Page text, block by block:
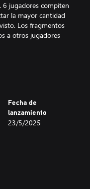
jugadores compiten
la mayor cantidad
Los fragmentos
a otros jugadores
fragmentos, Malak
sólo un mortal
exitoso juego Dark
Fecha de
lanzamiento
23/5/2025